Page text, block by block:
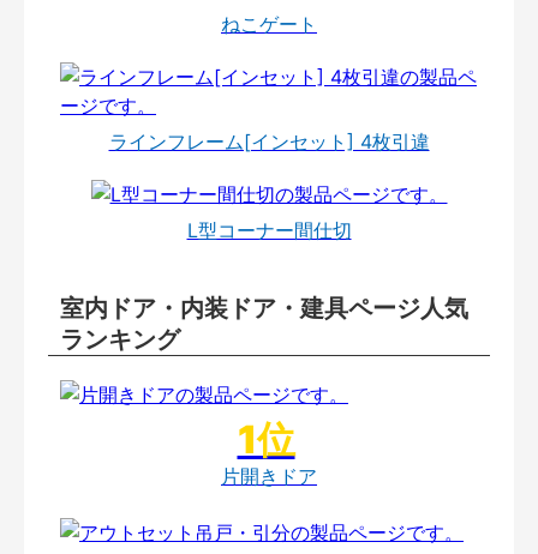
ねこゲート
ラインフレーム[インセット] 4枚引違
L型コーナー間仕切
室内ドア・内装ドア・建具ページ人気
ランキング
片開きドア